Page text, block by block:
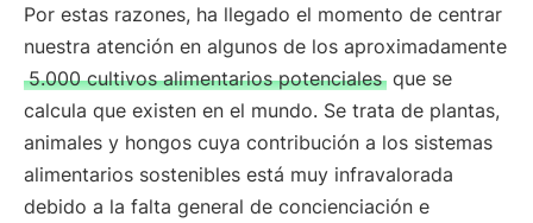
Por estas razones, ha llegado el momento de centrar
nuestra atención en algunos de los aproximadamente
5.000 cultivos alimentarios potenciales que se
calcula que existen en el mundo. Se trata de plantas,
animales y hongos cuya contribución a los sistemas
alimentarios sostenibles está muy infravalorada
debido a la falta general de concienciación e